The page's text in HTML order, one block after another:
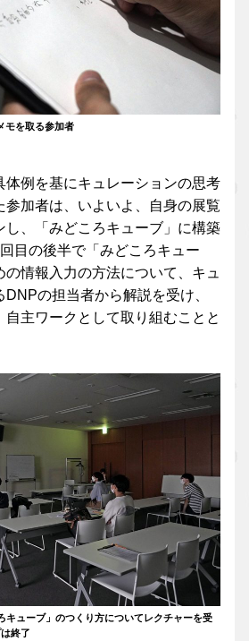
モを取る参加者
体例を基にキュレーションの思考
参加者は、いよいよ、自身の展覧
し、「みどころキューブ」に構築
目の後半で「みどころキュー
情報入力の方法について、キュ
の担当者から解説を受け、
主ワークとして取り組むことと
キューブ」のつくり方についてレクチャーを受
終了